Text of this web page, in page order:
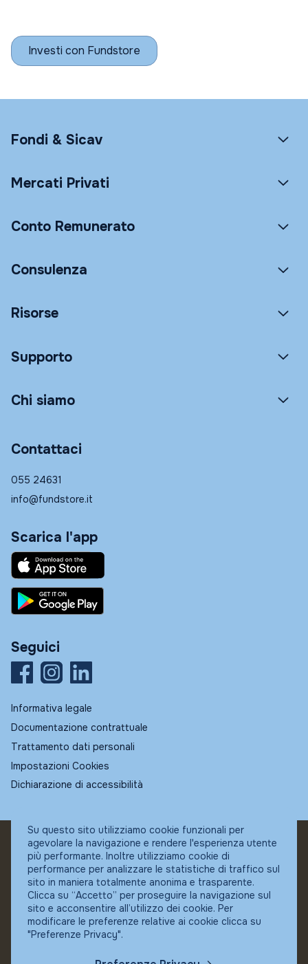
Investi con Fundstore
Fondi & Sicav
Mercati Privati
Conto Remunerato
Consulenza
Risorse
Supporto
Chi siamo
Contattaci
055 24631
info@fundstore.it
Scarica l'app
Seguici
Informativa legale
Documentazione contrattuale
Trattamento dati personali
Impostazioni Cookies
Dichiarazione di accessibilità
© Fundstore
Collocatore autorizzato:
Banca Ifigest SpA
P.Iva: 04337180485
Su questo sito utilizziamo cookie funzionali per
agevolare la navigazione e rendere l'esperienza utente
più performante. Inoltre utilizziamo cookie di
performance per analizzare le statistiche di traffico sul
sito in maniera totalmente anonima e trasparente.
Clicca su “Accetto” per proseguire la navigazione sul
sito e acconsentire all’utilizzo dei cookie. Per
modificare le preferenze relative ai cookie clicca su
"Preferenze Privacy".